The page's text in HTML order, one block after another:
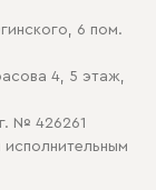
6 пом.
4, 5 этаж,
№ 426261